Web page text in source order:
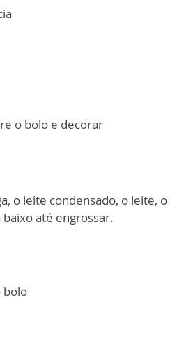
o bolo e decorar
o leite condensado, o leite,
até engrossar.
bolo